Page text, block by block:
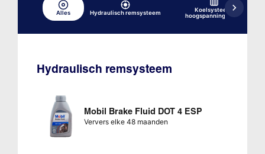
Alles Hydraulisch remsysteem
Koelsysteem,
hoogspanningsaccu
Hydraulisch remsysteem
Mobil Brake Fluid DOT 4 ESP
Ververs elke 48 maanden